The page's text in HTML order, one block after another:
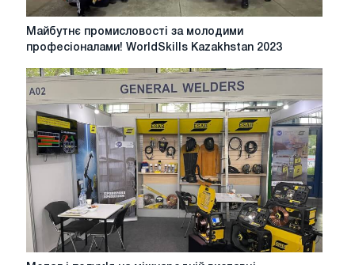
Майбутнє
промисловості
молодими
професіоналами!
WorldSkills
Kazakhstan
2023
Майбутнє промисловості за молодими
професіоналами! WorldSkills Kazakhstan 2023
Метал